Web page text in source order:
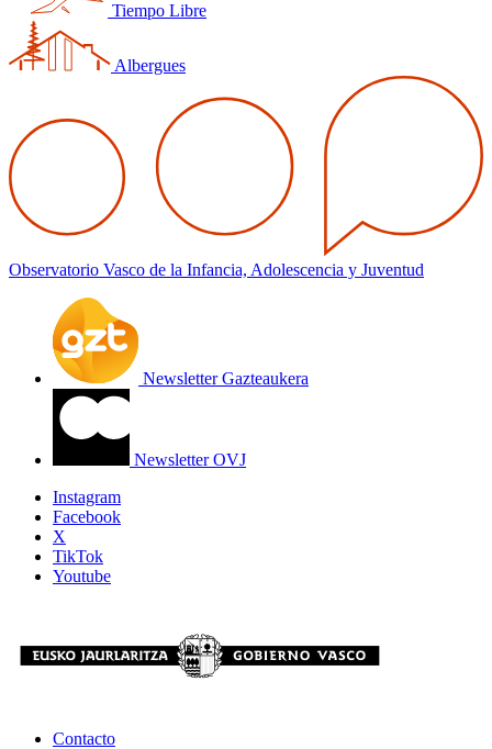
Tiempo Libre
Albergues
Observatorio Vasco de la Infancia, Adolescencia y Juventud
Newsletter Gazteaukera
Newsletter OVJ
Instagram
Facebook
X
TikTok
Youtube
Contacto